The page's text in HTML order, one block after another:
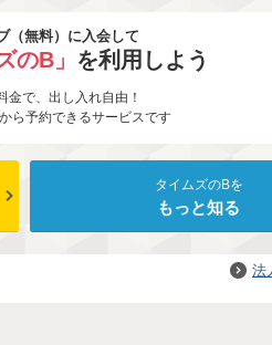
（無料）に入会して
のB」 を利用しよう
金で、出し入れ自由！
ら予約できるサービスです
タイムズのBを
もっと知る
法